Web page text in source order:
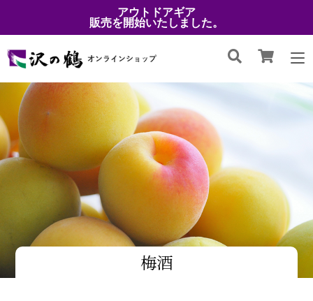
アウトドアギア
販売を開始いたしました。
梅酒